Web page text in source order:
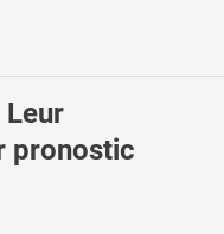
Leur
pronostic